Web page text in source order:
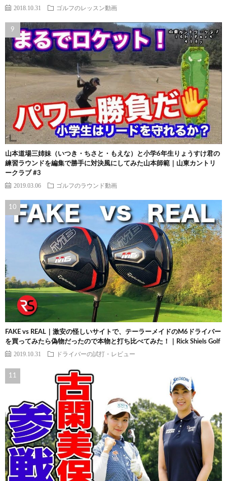
2018.10.31 ゴルフのレッスン動画
山本道場三姉妹（いつき・ちさと・もえな）と小学6年生りょうすけ君の
練習ラウンドを編集で勝手に対決風にしてみた山本師範｜山東カントリ
ークラブ #3
2019.03.06 ゴルフのラウンド動画
FAKE vs REAL｜激安の怪しいサイトで、テーラーメイドのM6ドライバー
を買ってみたら偽物だったので本物と打ち比べてみた！｜Rick Shiels Golf
2019.10.31 ドライバーの試打・レビュー